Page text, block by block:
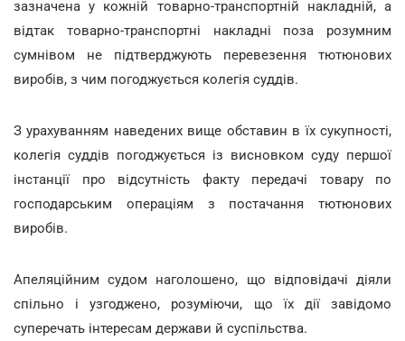
зазначена у кожній товарно-транспортній накладній, а
відтак товарно-транспортні накладні поза розумним
сумнівом не підтверджують перевезення тютюнових
виробів, з чим погоджується колегія суддів.
З урахуванням наведених вище обставин в їх сукупності,
колегія суддів погоджується із висновком суду першої
інстанції про відсутність факту передачі товару по
господарським операціям з постачання тютюнових
виробів.
Апеляційним судом наголошено, що відповідачі діяли
спільно і узгоджено, розуміючи, що їх дії завідомо
суперечать інтересам держави й суспільства.